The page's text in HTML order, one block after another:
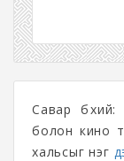
Савар бүхий:
болон кино
хальсыг нэг